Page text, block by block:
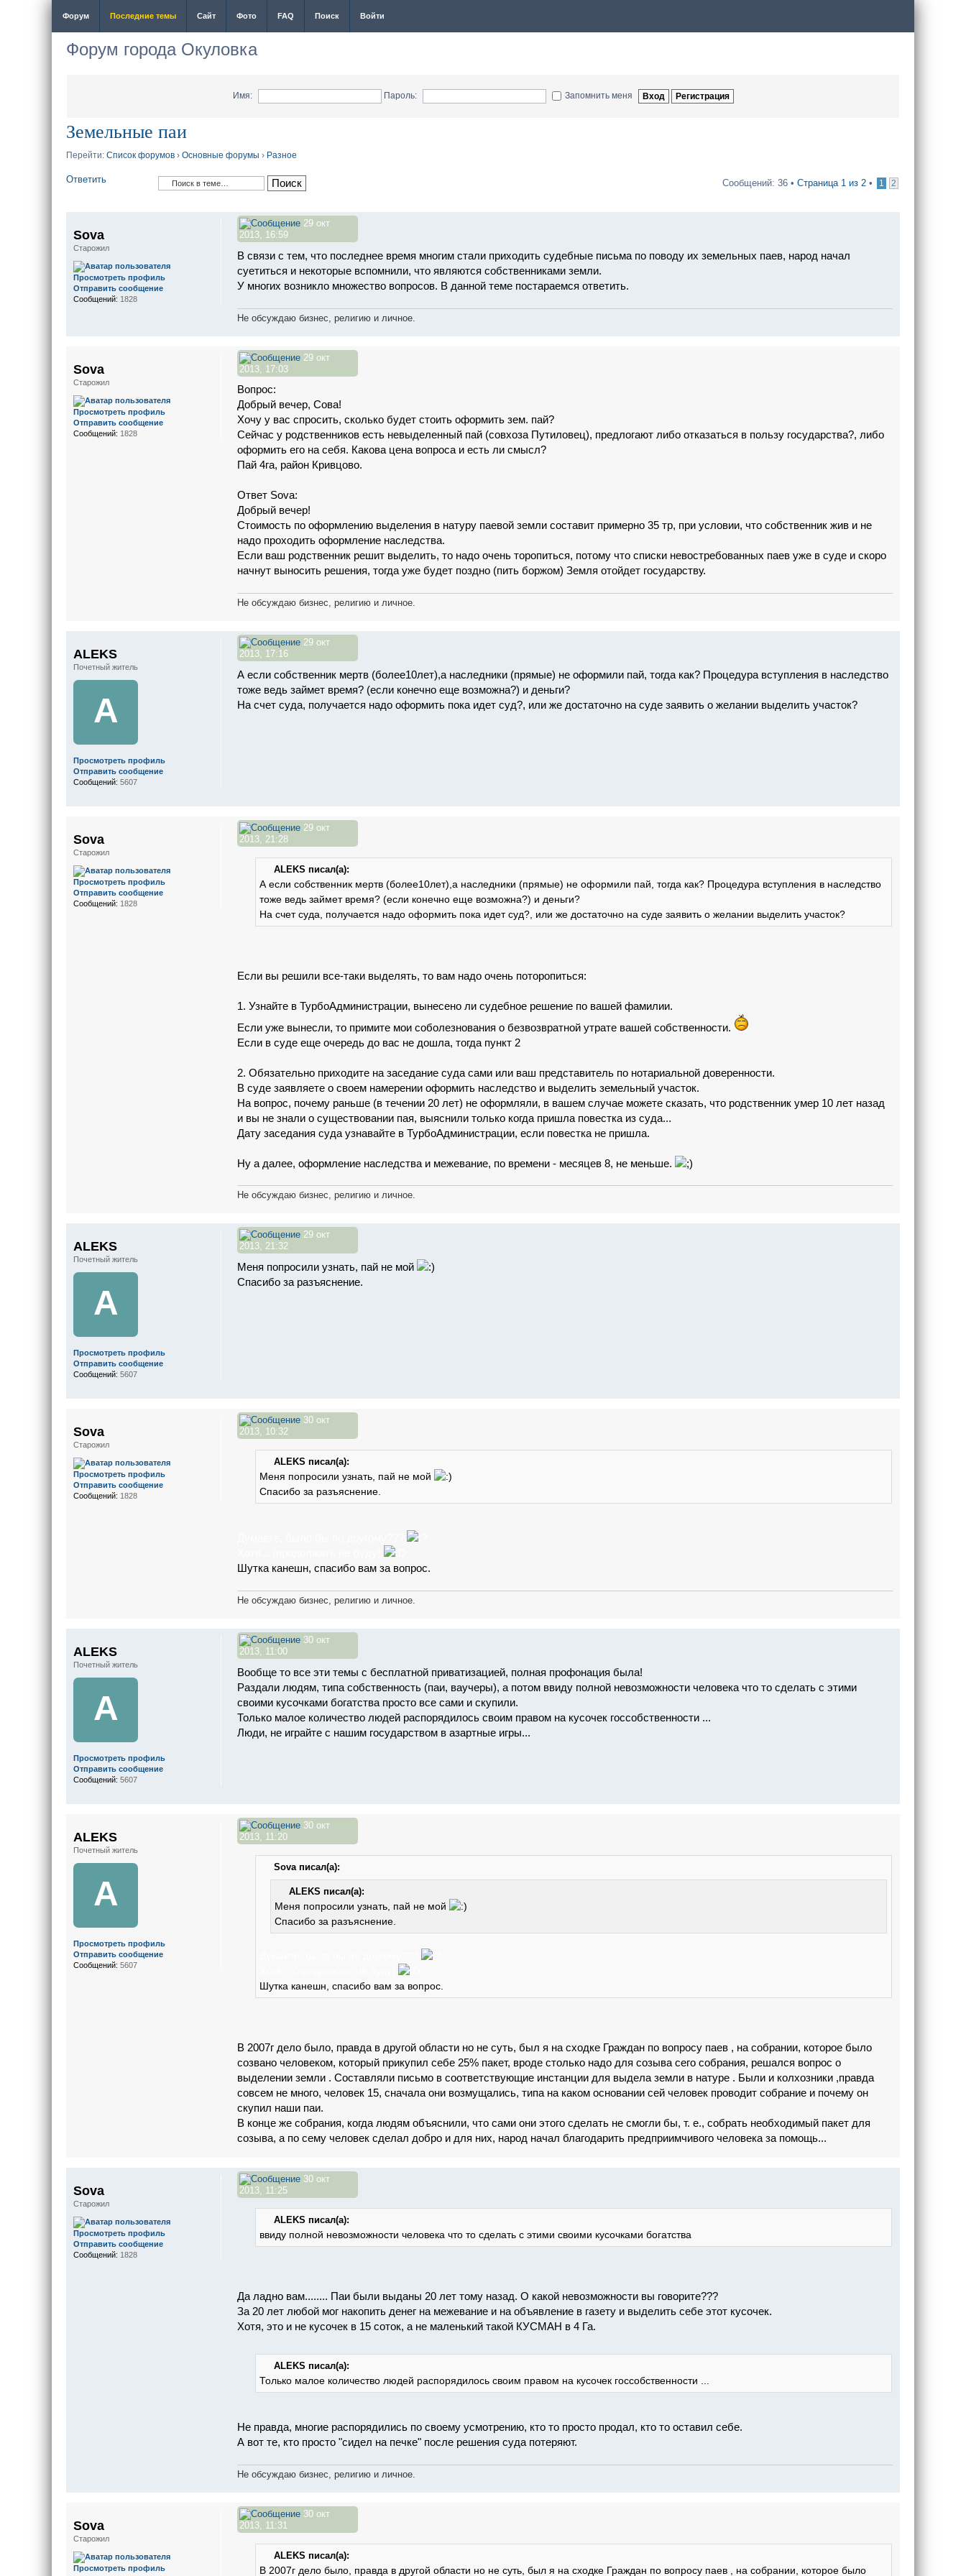
Форум Последние темы Сайт Фото FAQ Поиск Войти
Форум города Окуловка
Имя: Пароль: Запомнить меня
Земельные паи
Перейти: Список форумов › Основные форумы › Разное
Ответить Сообщений: 36 • Страница 1 из 2 • 1 2
29 окт
2013, 16:59
В связи с тем, что последнее время многим стали приходить судебные письма по поводу их земельных паев, народ начал
суетиться и некоторые вспомнили, что являются собственниками земли.
У многих возникло множество вопросов. В данной теме постараемся ответить.
Не обсуждаю бизнес, религию и личное.
Sova
Старожил
Просмотреть профиль
Отправить сообщение
Сообщений: 1828
29 окт
2013, 17:03
Вопрос:
Добрый вечер, Сова!
Хочу у вас спросить, сколько будет стоить оформить зем. пай?
Сейчас у родственников есть невыделенный пай (совхоза Путиловец), предлогают либо отказаться в пользу государства?, либо
оформить его на себя. Какова цена вопроса и есть ли смысл?
Пай 4га, район Кривцово.
Ответ Sova:
Добрый вечер!
Стоимость по оформлению выделения в натуру паевой земли составит примерно 35 тр, при условии, что собственник жив и не
надо проходить оформление наследства.
Если ваш родственник решит выделить, то надо очень торопиться, потому что списки невостребованных паев уже в суде и скоро
начнут выносить решения, тогда уже будет поздно (пить боржом) Земля отойдет государству.
Не обсуждаю бизнес, религию и личное.
Sova
Старожил
Просмотреть профиль
Отправить сообщение
Сообщений: 1828
29 окт
2013, 17:16
А если собственник мертв (более10лет),а наследники (прямые) не оформили пай, тогда как? Процедура вступления в наследство
тоже ведь займет время? (если конечно еще возможна?) и деньги?
На счет суда, получается надо оформить пока идет суд?, или же достаточно на суде заявить о желании выделить участок?
ALEKS
Почетный житель
A
Просмотреть профиль
Отправить сообщение
Сообщений: 5607
29 окт
2013, 21:28
ALEKS писал(а):
А если собственник мертв (более10лет),а наследники (прямые) не оформили пай, тогда как? Процедура вступления в наследство
тоже ведь займет время? (если конечно еще возможна?) и деньги?
На счет суда, получается надо оформить пока идет суд?, или же достаточно на суде заявить о желании выделить участок?
Если вы решили все-таки выделять, то вам надо очень поторопиться:
1. Узнайте в ТурбоАдминистрации, вынесено ли судебное решение по вашей фамилии.
Если уже вынесли, то примите мои соболезнования о безвозвратной утрате вашей собственности.
Если в суде еще очередь до вас не дошла, тогда пункт 2
2. Обязательно приходите на заседание суда сами или ваш представитель по нотариальной доверенности.
В суде заявляете о своем намерении оформить наследство и выделить земельный участок.
На вопрос, почему раньше (в течении 20 лет) не оформляли, в вашем случае можете сказать, что родственник умер 10 лет назад
и вы не знали о существовании пая, выяснили только когда пришла повестка из суда...
Дату заседания суда узнавайте в ТурбоАдминистрации, если повестка не пришла.
Ну а далее, оформление наследства и межевание, по времени - месяцев 8, не меньше.
Не обсуждаю бизнес, религию и личное.
Sova
Старожил
Просмотреть профиль
Отправить сообщение
Сообщений: 1828
29 окт
2013, 21:32
Меня попросили узнать, пай не мой
Спасибо за разъяснение.
ALEKS
Почетный житель
A
Просмотреть профиль
Отправить сообщение
Сообщений: 5607
30 окт
2013, 10:32
ALEKS писал(а):
Меня попросили узнать, пай не мой
Спасибо за разъяснение.
Шутка канешн, спасибо вам за вопрос.
Не обсуждаю бизнес, религию и личное.
Sova
Старожил
Просмотреть профиль
Отправить сообщение
Сообщений: 1828
30 окт
2013, 11:00
Вообще то все эти темы с бесплатной приватизацией, полная профонация была!
Раздали людям, типа собственность (паи, ваучеры), а потом ввиду полной невозможности человека что то сделать с этими
своими кусочками богатства просто все сами и скупили.
Только малое количество людей распорядилось своим правом на кусочек госсобственности ...
Люди, не играйте с нашим государством в азартные игры...
ALEKS
Почетный житель
A
Просмотреть профиль
Отправить сообщение
Сообщений: 5607
30 окт
2013, 11:20
Sova писал(а):
ALEKS писал(а):
Меня попросили узнать, пай не мой
Спасибо за разъяснение.
Шутка канешн, спасибо вам за вопрос.
В 2007г дело было, правда в другой области но не суть, был я на сходке Граждан по вопросу паев , на собрании, которое было
созвано человеком, который прикупил себе 25% пакет, вроде столько надо для созыва сего собрания, решался вопрос о
выделении земли . Составляли письмо в соответствующие инстанции для выдела земли в натуре . Были и колхозники ,правда
совсем не много, человек 15, сначала они возмущались, типа на каком основании сей человек проводит собрание и почему он
скупил наши паи.
В конце же собрания, когда людям объяснили, что сами они этого сделать не смогли бы, т. е., собрать необходимый пакет для
созыва, а по сему человек сделал добро и для них, народ начал благодарить предприимчивого человека за помощь...
ALEKS
Почетный житель
A
Просмотреть профиль
Отправить сообщение
Сообщений: 5607
30 окт
2013, 11:25
ALEKS писал(а):
ввиду полной невозможности человека что то сделать с этими своими кусочками богатства
Да ладно вам........ Паи были выданы 20 лет тому назад. О какой невозможности вы говорите???
За 20 лет любой мог накопить денег на межевание и на объявление в газету и выделить себе этот кусочек.
Хотя, это и не кусочек в 15 соток, а не маленький такой КУСМАН в 4 Га.
ALEKS писал(а):
Только малое количество людей распорядилось своим правом на кусочек госсобственности ...
Не правда, многие распорядились по своему усмотрению, кто то просто продал, кто то оставил себе.
А вот те, кто просто "сидел на печке" после решения суда потеряют.
Не обсуждаю бизнес, религию и личное.
Sova
Старожил
Просмотреть профиль
Отправить сообщение
Сообщений: 1828
30 окт
2013, 11:31
ALEKS писал(а):
В 2007г дело было, правда в другой области но не суть, был я на сходке Граждан по вопросу паев , на собрании, которое было
Sova
Старожил
Просмотреть профиль